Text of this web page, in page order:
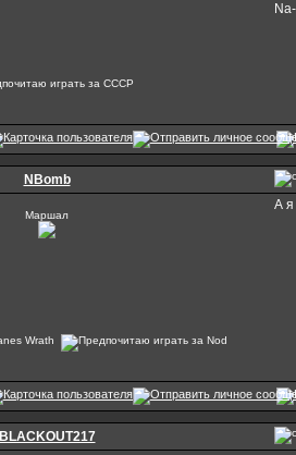
NBomb
Маршал
А я
BLACKOUT217